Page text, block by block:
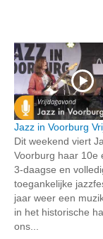
Jazz in Voorburg
Dit weekend viert
Voorburg haar 10e
3-daagse en
toegankelijke
jaar weer een
in het historische
ons...